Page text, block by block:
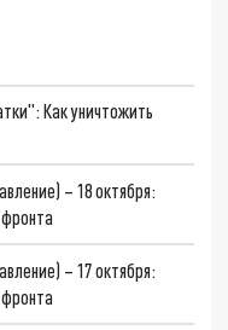
Как уничтожить
– 18 октября:
– 17 октября: